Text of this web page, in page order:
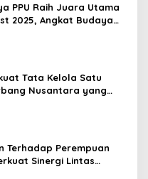
PPU Raih Juara Utama
2025, Angkat Budaya
Tata Kelola Satu
Nusantara yang
Terhadap Perempuan
Sinergi Lintas